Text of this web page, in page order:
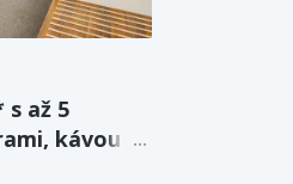
až 5
kávou a